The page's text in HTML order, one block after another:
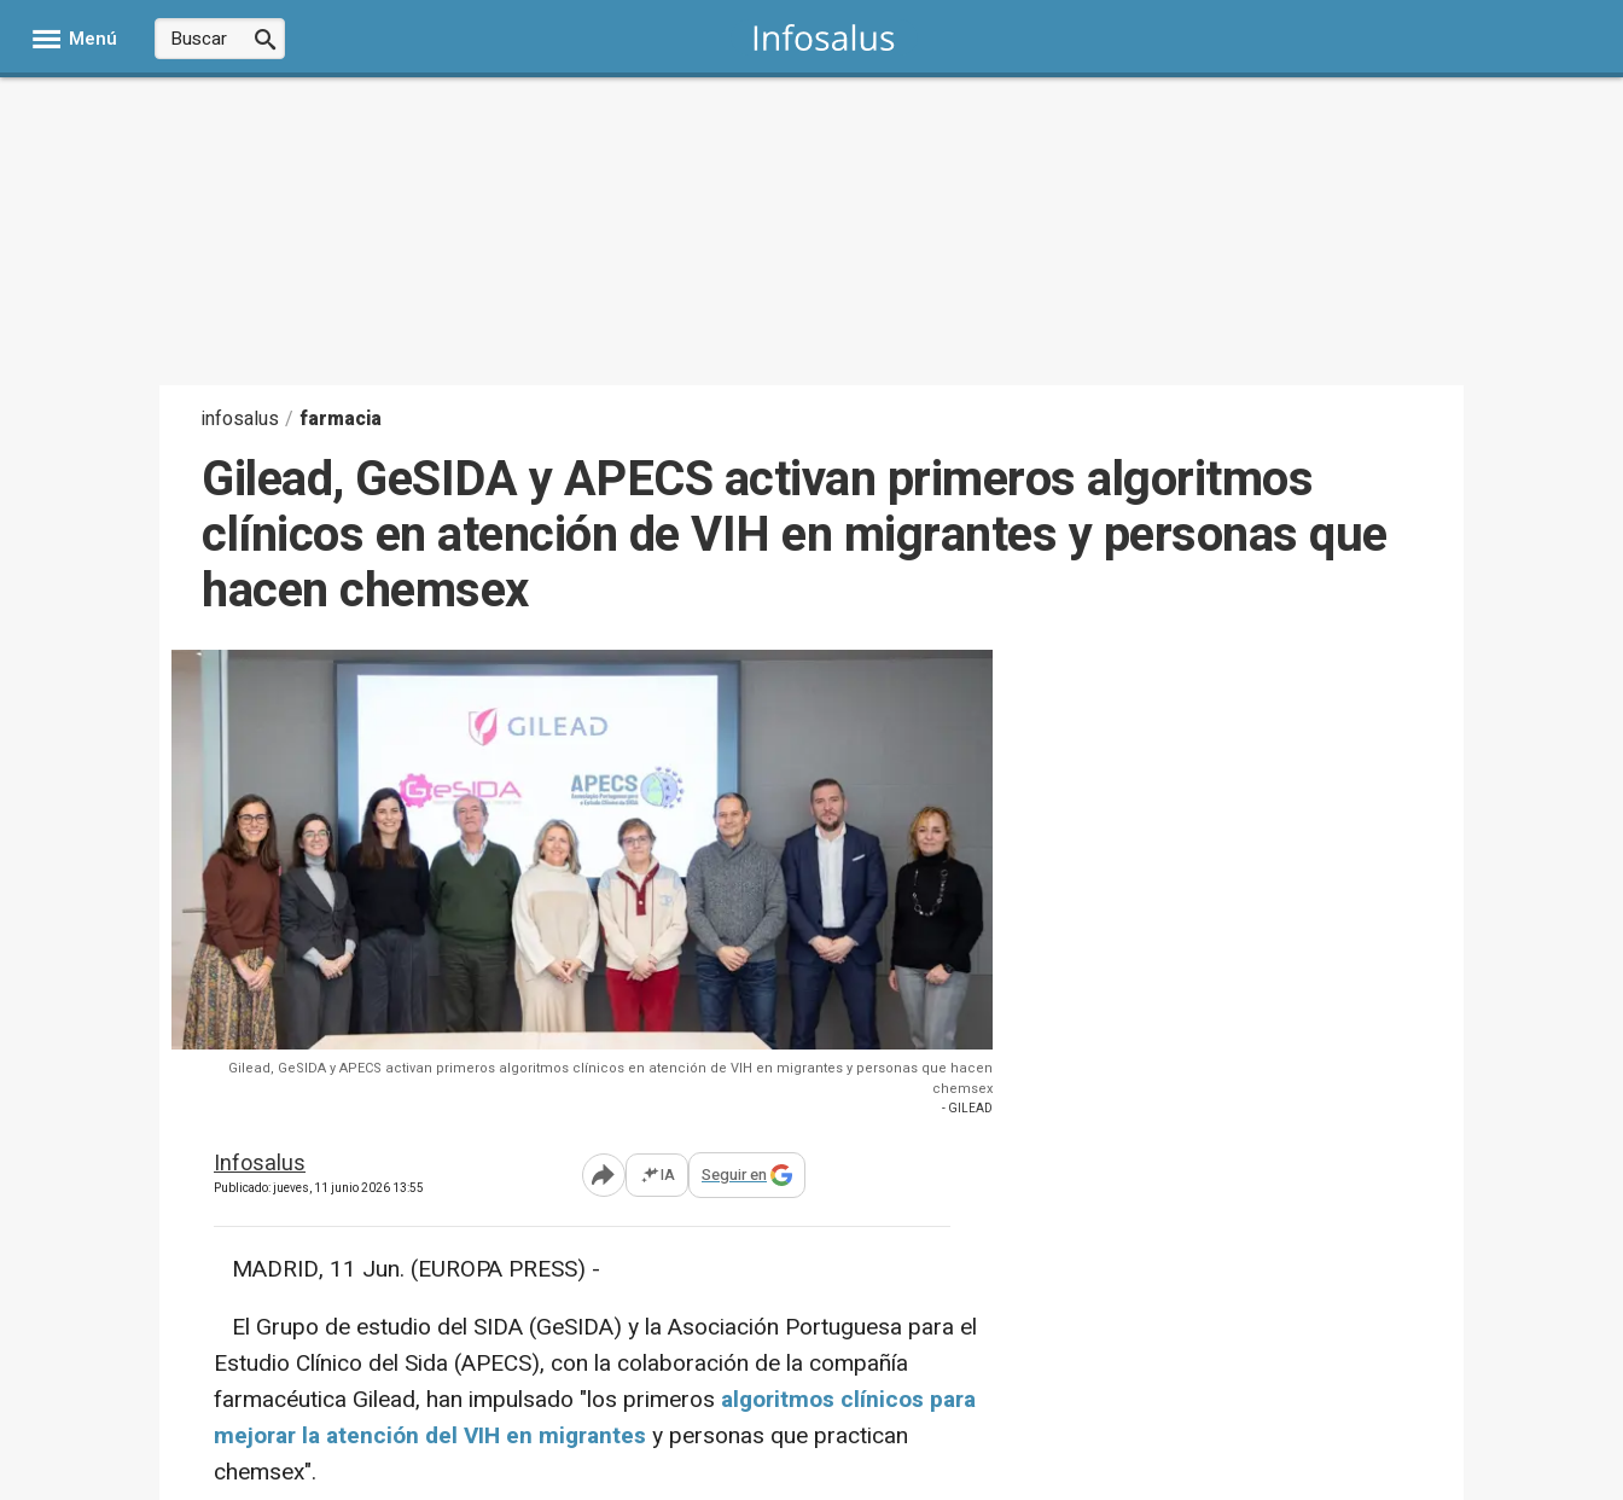
Menú
infosalus / farmacia
Gilead, GeSIDA y APECS activan primeros algoritmos
clínicos en atención de VIH en migrantes y personas que
hacen chemsex
Gilead, GeSIDA y APECS activan primeros algoritmos clínicos en atención de VIH en migrantes y personas que hacen
chemsex
- GILEAD
Infosalus
Publicado: jueves, 11 junio 2026 13:55 Abrir opciones para compartir
IA Seguir en
MADRID, 11 Jun. (EUROPA PRESS) -
El Grupo de estudio del SIDA (GeSIDA) y la Asociación Portuguesa para el
Estudio Clínico del Sida (APECS), con la colaboración de la compañía
farmacéutica Gilead, han impulsado "los primeros algoritmos clínicos para
mejorar la atención del VIH en migrantes y personas que practican
chemsex".